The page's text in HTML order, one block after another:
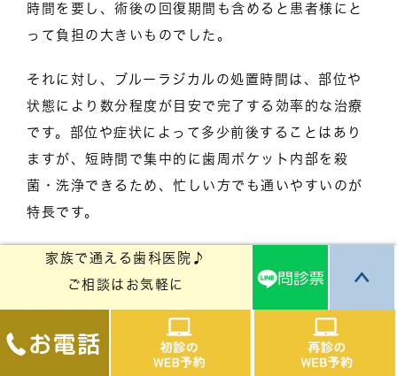
時間を要し、術後の回復期間も含めると患者様にと
って負担の大きいものでした。
それに対し、ブルーラジカルの処置時間は、部位や
状態により数分程度が目安で完了する効率的な治療
です。部位や症状によって多少前後することはあり
ますが、短時間で集中的に歯周ポケット内部を殺
菌・洗浄できるため、忙しい方でも通いやすいのが
特長です。
行田市のおおいし歯科医院では、精密な診断をもと
を崩さずに治療を受けていただけるよう配慮してい
ます。短時間で効率よく歯周病菌を減らすことがで
家族で通える歯科医院♪
ご相談はお気軽に